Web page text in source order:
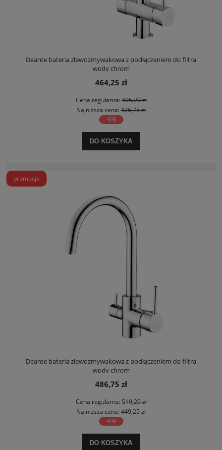
Deante bateria zlewozmywakowa z podłączeniem do filtra
wody chrom
464,25 zł
Cena regularna:495,20 zł
Najniższa cena: 426,75 zł
-6%
DO KOSZYKA
Deante bateria zlewozmywakowa z podłączeniem do filtra
wody chrom
486,75 zł
Cena regularna:519,20 zł
Najniższa cena: 449,25 zł
-6%
DO KOSZYKA
promocja